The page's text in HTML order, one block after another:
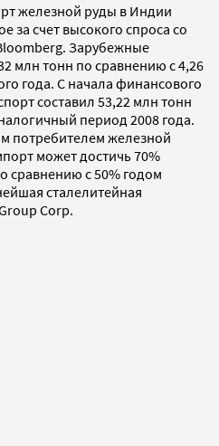
железной руды в Индии
за счет высокого спроса со
Зарубежные
млн тонн по сравнению с 4,26
года. С начала финансового
составил 53,22 млн тонн
период 2008 года.
потребителем железной
может достичь 70%
сравнению с 50% годом
сталелитейная
Corp.